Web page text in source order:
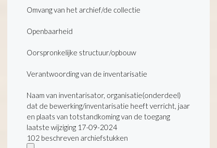
Omvang van het archief/de collectie
Openbaarheid
Oorspronkelijke structuur/opbouw
Verantwoording van de inventarisatie
Naam van inventarisator, organisatie(onderdeel)
dat de bewerking/inventarisatie heeft verricht, jaar
en plaats van totstandkoming van de toegang
laatste wijziging 17-09-2024
102 beschreven archiefstukken